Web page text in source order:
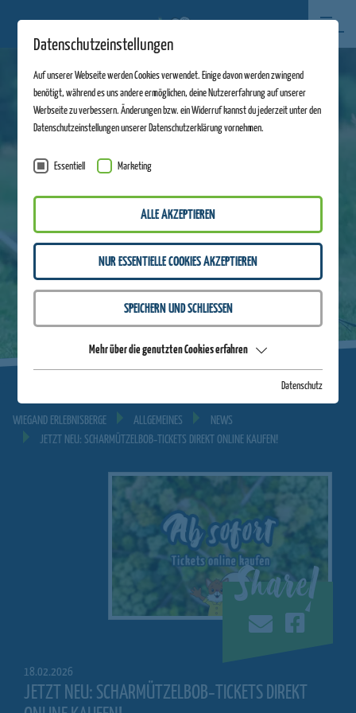
ZURÜCK ZUR ÜBERSICHT
WIEGAND ERLEBNISBERGE ALLGEMEINES
NEWS
JETZT NEU: SCHARMÜTZELBOB‑TICKETS DIREKT ONLINE KAUFEN!
Share!
18.02.2026
JETZT NEU: SCHARMÜTZELBOB‑TICKETS DIREKT
Datenschutzeinstellungen
Auf unserer Webseite werden Cookies verwendet. Einige davon werden zwingend
benötigt, während es uns andere ermöglichen, deine Nutzererfahrung auf unserer
Werbseite zu verbessern. Änderungen bzw. ein Widerruf kannst du jederzeit unter den
Datenschutzeinstellungen unserer Datenschutzerklärung vornehmen.
Essentiell Marketing
ALLE AKZEPTIEREN
NUR ESSENTIELLE COOKIES AKZEPTIEREN
SPEICHERN UND SCHLIESSEN
Mehr über die genutzten Cookies erfahren
Datenschutz